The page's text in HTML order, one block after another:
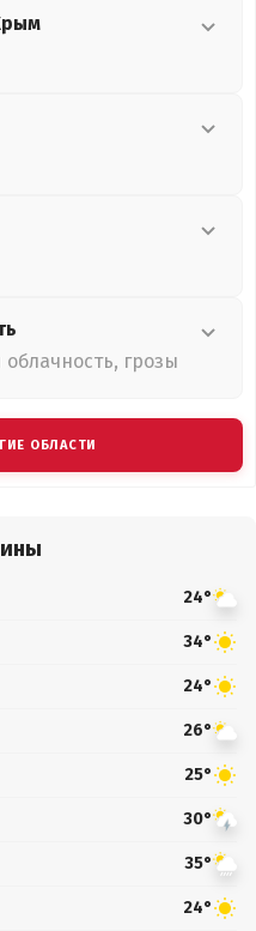
грозы
ОБЛАСТИ
24°
34°
24°
26°
25°
30°
35°
24°